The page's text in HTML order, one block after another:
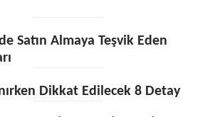
Satın Almaya Teşvik Eden
Dikkat Edilecek 8 Detay